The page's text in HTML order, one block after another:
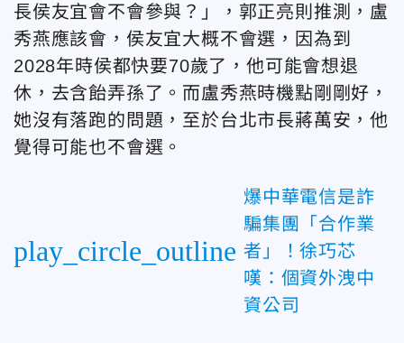
長侯友宜會不會參與？」，郭正亮則推測，盧
秀燕應該會，侯友宜大概不會選，因為到
2028年時侯都快要70歲了，他可能會想退
休，去含飴弄孫了。而盧秀燕時機點剛剛好，
她沒有落跑的問題，至於台北市長蔣萬安，他
覺得可能也不會選。
play_circle_outline
爆中華電信是詐
騙集團「合作業
者」！徐巧芯
嘆：個資外洩中
資公司